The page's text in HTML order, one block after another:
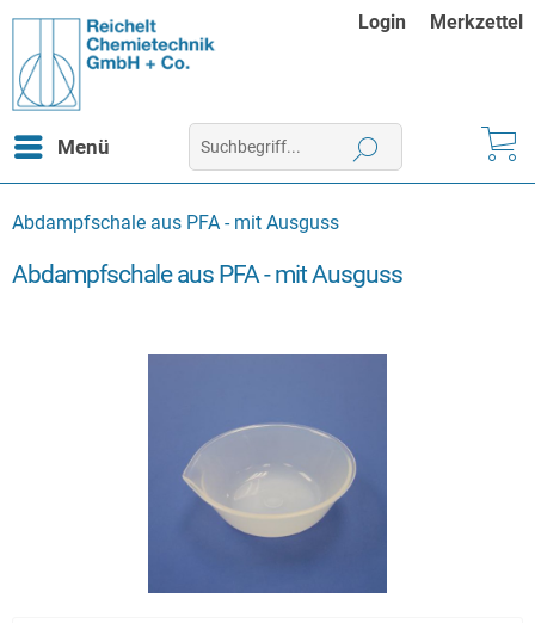
Login Merkzettel
Menü
Abdampfschale aus PFA - mit Ausguss
Abdampfschale aus PFA - mit Ausguss